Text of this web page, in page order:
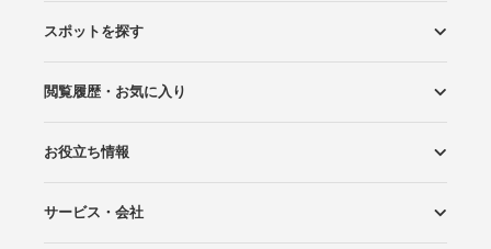
エリアから探す
こだわりから探す
NEW PHOTO STYLE
プランから探す
フォトタイプ診断
フォトグラファーから探す
国内リゾートから探す
スポットを探す
ロケーションから探す
スタジオから探す
閲覧履歴・お気に入り
閲覧スタジオ
お気に入り
お役立ち情報
Wedding Photo マガジン
はじめてガイド
サービス・会社